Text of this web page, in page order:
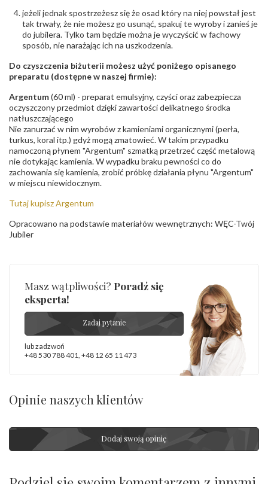
jeżeli jednak spostrzeżesz się że osad który na niej powstał jest
tak trwały, że nie możesz go usunąć, spakuj te wyroby i zanieś je
do jubilera. Tylko tam będzie można je wyczyścić w fachowy
sposób, nie narażając ich na uszkodzenia.
Do czyszczenia biżuterii możesz użyć poniżego opisanego
preparatu (dostępne w naszej firmie):
Argentum(60 ml) - preparat emulsyjny, czyści oraz zabezpiecza
oczyszczony przedmiot dzięki zawartości delikatnego środka
natłuszczającego
Nie zanurzać w nim wyrobów z kamieniami organicznymi (perła,
turkus, koral itp.) gdyż mogą zmatowieć. W takim przypadku
namoczoną płynem "Argentum" szmatką przetrzeć część metalową
nie dotykając kamienia. W wypadku braku pewności co do
zachowania się kamienia, zrobić próbkę działania płynu "Argentum"
w miejscu niewidocznym.
Tutaj kupisz Argentum
Opracowano na podstawie materiałów wewnętrznych: WĘC-Twój
Jubiler
Masz wątpliwości? Poradź się
eksperta!
Zadaj pytanie
lub zadzwoń
+48 530 788 401, +48 12 65 11 473
Opinie naszych klientów
Dodaj swoją opinię